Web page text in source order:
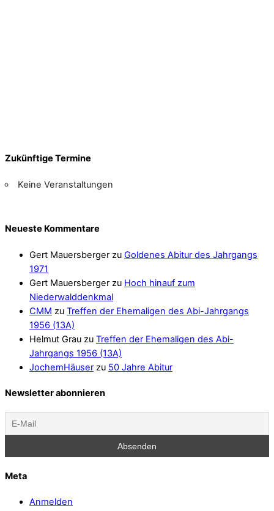
Zukünftige Termine
Keine Veranstaltungen
Neueste Kommentare
Gert Mauersberger zu Goldenes Abitur des Jahrgangs
1971
Gert Mauersberger zu Hoch hinauf zum
Niederwalddenkmal
CMM zu Treffen der Ehemaligen des Abi-Jahrgangs
1956 (13A)
Helmut Grau zu Treffen der Ehemaligen des Abi-
Jahrgangs 1956 (13A)
JochemHäuser zu 50 Jahre Abitur
Newsletter abonnieren
Meta
Anmelden